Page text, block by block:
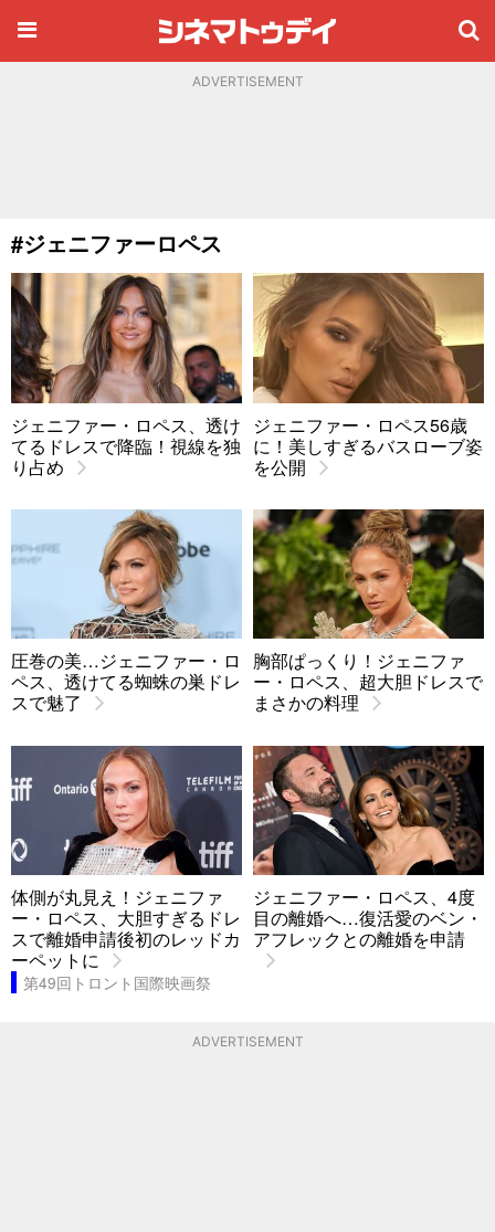
ADVERTISEMENT
#ジェニファーロペス
ジェニファー・ロペス、透け
てるドレスで降臨！視線を独
り占め
ジェニファー・ロペス56歳
に！美しすぎるバスローブ姿
を公開
圧巻の美…ジェニファー・ロ
ペス、透けてる蜘蛛の巣ドレ
スで魅了
胸部ぱっくり！ジェニファ
ー・ロペス、超大胆ドレスで
まさかの料理
体側が丸見え！ジェニファ
ー・ロペス、大胆すぎるドレ
スで離婚申請後初のレッドカ
ーペットに
第49回トロント国際映画祭
ジェニファー・ロペス、4度
目の離婚へ…復活愛のベン・
アフレックとの離婚を申請
ADVERTISEMENT